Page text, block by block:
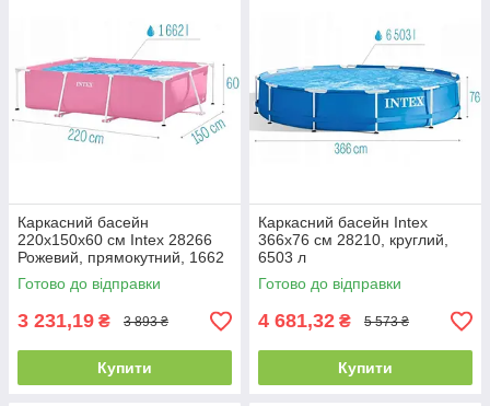
Каркасний басейн
220х150х60 см Intex 28266
Рожевий, прямокутний, 1662
л, інтекс, від 6 років
Готово до відправки
3 231,19 ₴ 3 893 ₴
Купити
Каркасний басейн Intex
366х76 см 28210, круглий,
6503 л
Готово до відправки
4 681,32 ₴ 5 573 ₴
Купити